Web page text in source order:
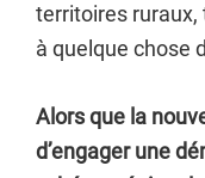
territoires ruraux,
à quelque chose
Alors que la
d’engager une